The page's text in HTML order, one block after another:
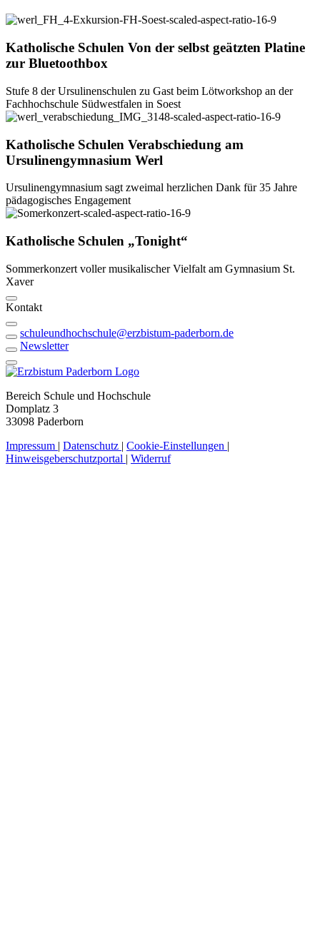
Katholische Schulen Von der selbst geätzten Platine
zur Bluetoothbox
Stufe 8 der Ursulinenschulen zu Gast beim Lötworkshop an der
Fachhochschule Südwestfalen in Soest
Katholische Schulen Verabschiedung am
Ursulinengymnasium Werl
Ursulinengymnasium sagt zweimal herzlichen Dank für 35 Jahre
pädagogisches Engagement
Katholische Schulen „Tonight“
Sommerkonzert voller musikalischer Vielfalt am Gymnasium St.
Xaver
Kontakt
schuleundhochschule@erzbistum-paderborn.de
Newsletter
Bereich Schule und Hochschule
Domplatz 3
33098 Paderborn
Impressum | Datenschutz | Cookie-Einstellungen |
Hinweisgeberschutzportal | Widerruf